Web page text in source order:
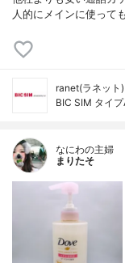
人的にメインに使って
ranet(ラネット)
BIC SIM タイ
なにわの主婦
まりたそ